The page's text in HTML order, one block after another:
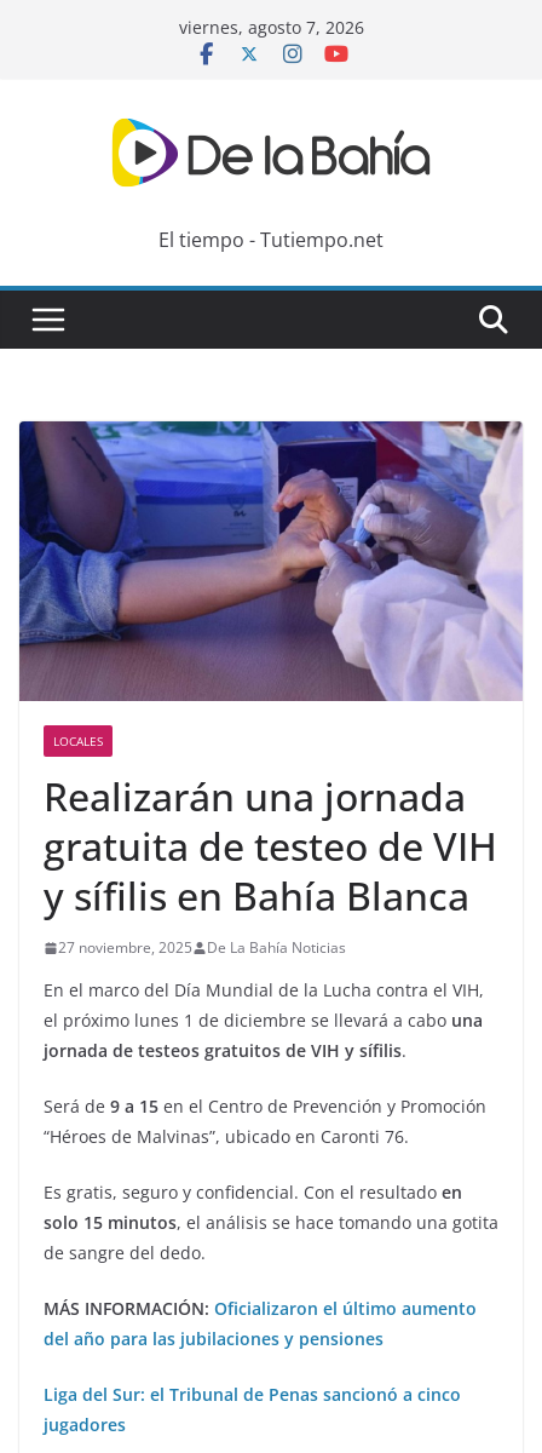
viernes, agosto 7, 2026
El tiempo - Tutiempo.net
LOCALES
Realizarán una jornada
gratuita de testeo de VIH
y sífilis en Bahía Blanca
27 noviembre, 2025 De La Bahía Noticias
En el marco del Día Mundial de la Lucha contra el VIH,
el próximo lunes 1 de diciembre se llevará a cabo una
jornada de testeos gratuitos de VIH y sífilis.
Será de 9 a 15 en el Centro de Prevención y Promoción
“Héroes de Malvinas”, ubicado en Caronti 76.
Es gratis, seguro y confidencial. Con el resultado en
solo 15 minutos, el análisis se hace tomando una gotita
de sangre del dedo.
MÁS INFORMACIÓN: Oficializaron el último aumento
del año para las jubilaciones y pensiones
Liga del Sur: el Tribunal de Penas sancionó a cinco
jugadores